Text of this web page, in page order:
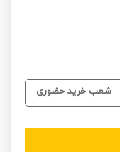
شعب خرید حضوری